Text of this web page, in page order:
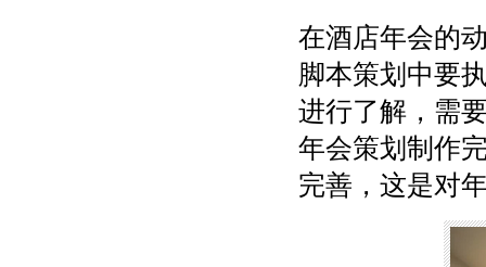
在酒店年会的
脚本策划中要
进行了解，需
年会策划制作
完善，这是对